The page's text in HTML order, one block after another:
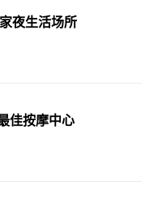
家夜生活场所
最佳按摩中心